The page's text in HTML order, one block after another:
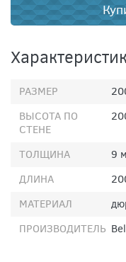
РАЗМЕР
ВЫСОТА ПО
СТЕНЕ
ТОЛЩИНА
9
ДЛИНА
МАТЕРИАЛ
ПРОИЗВОДИТЕЛЬ